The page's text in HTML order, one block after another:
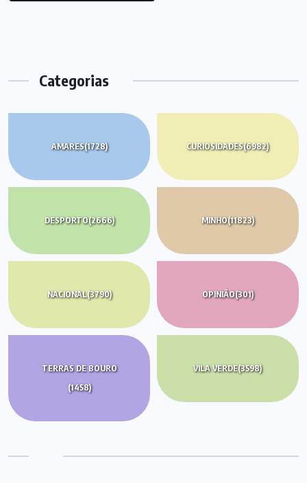
Categorias
AMARES(1728) CURIOSIDADES(6982)
DESPORTO(2666) MINHO(11823)
NACIONAL(3790) OPINIÃO(301)
TERRAS DE BOURO
(1458)
VILA VERDE(3598)